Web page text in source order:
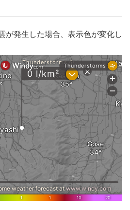
が発生した場合、表示色が変化し